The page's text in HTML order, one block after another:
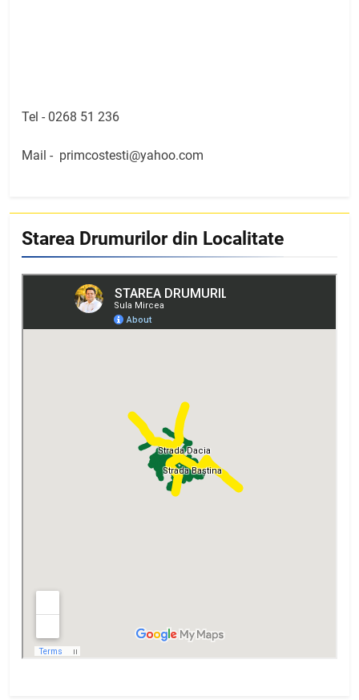
Tel - 0268 51 236
Mail - primcostesti@yahoo.com
Starea Drumurilor din Localitate